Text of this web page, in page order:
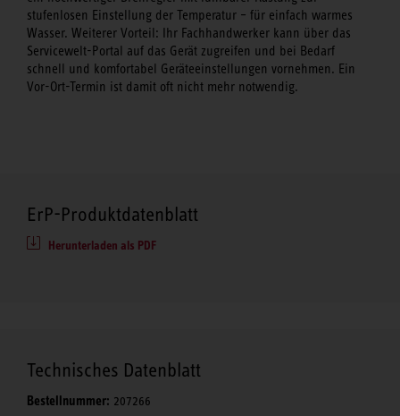
stufenlosen Einstellung der Temperatur – für einfach warmes
Wasser. Weiterer Vorteil: Ihr Fachhandwerker kann über das
Servicewelt-Portal auf das Gerät zugreifen und bei Bedarf
schnell und komfortabel Geräteeinstellungen vornehmen. Ein
Vor-Ort-Termin ist damit oft nicht mehr notwendig.
ErP-Produktdatenblatt
Herunterladen als PDF
Technisches Datenblatt
Bestellnummer: 207266